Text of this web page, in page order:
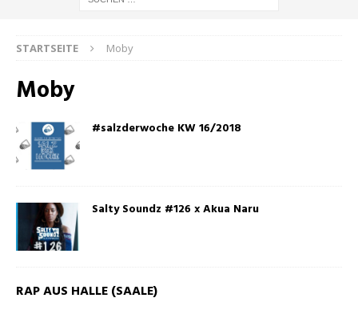
STARTSEITE Moby
Moby
#salzderwoche KW 16/2018
Salty Soundz #126 x Akua Naru
RAP AUS HALLE (SAALE)